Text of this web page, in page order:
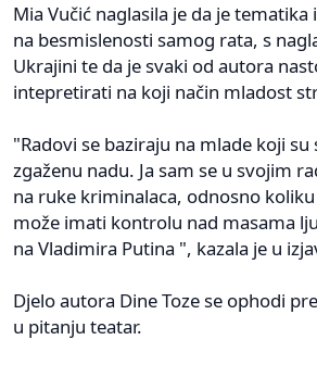
Mia Vučić naglasila je da je
na besmislenosti samog rata, s
Ukrajini te da je svaki od autora
intepretirati na koji način mladost
"Radovi se baziraju na mlade koji
zgaženu nadu. Ja sam se u svojim
na ruke kriminalaca, odnosno
može imati kontrolu nad masama
na Vladimira Putina ", kazala je u
Djelo autora Dine Toze se ophodi
u pitanju teatar.